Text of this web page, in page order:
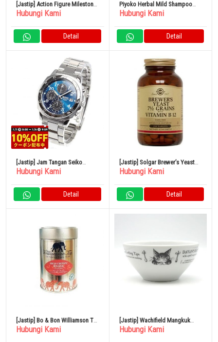
[Jastip] Action Figure Milestone
BB-35 RICOCHET
Hubungi Kami
Detail
Piyoko Herbal Mild Shampoo
(500ml)
Hubungi Kami
Detail
[Jastip] Jam Tangan Seiko
Chronograph SND193
Hubungi Kami
Detail
[Jastip] Solgar Brewer’s Yeast
Ragi Bir
Hubungi Kami
Detail
[Jastip] Bo & Bon Williamson Tea
Fine Kenya High Grown 100g x 6
Hubungi Kami
[Jastip] Wachifield Mangkuk
Hotel
Hubungi Kami